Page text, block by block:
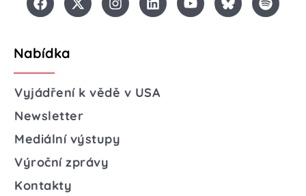
Nabídka
Vyjádření k vědě v USA
Newsletter
Mediální výstupy
Výroční zprávy
Kontakty